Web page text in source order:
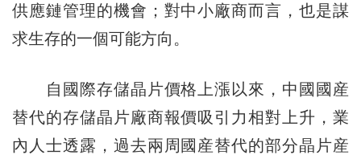
供應鏈管理的機會；對中小廠商而言，也是謀
求生存的一個可能方向。
自國際存儲晶片價格上漲以來，中國國産
替代的存儲晶片廠商報價吸引力相對上升，業
內人士透露，過去兩周國産替代的部分晶片産